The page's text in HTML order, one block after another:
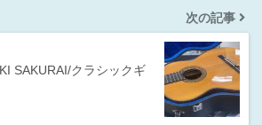
次の記事
SAKURAI/クラシックギ